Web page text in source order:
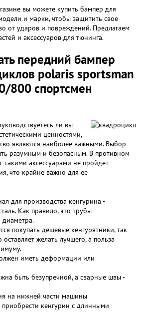
вы можете купить бампер для
и марки, чтобы защитить свое
от ударов и повреждений. Предлагаем
и аксессуаров для тюнинга.
передний бампер
polaris sportsman
800 спортсмен
ли вы
ценностями,
являются наиболее важными. Выбор
разумным и безопасным. В противном
такими аксессуарами не пройдет
что крайне важно для ее
для производства кенгурина -
Как правило, это трубы
диаметра.
покупать дешевые кенгурятники, так
оставляет желать лучшего, а польза
иметь деформации или
быть безупречной, а сварные швы -
на нижней части машины
приобрести кенгурин с длинными